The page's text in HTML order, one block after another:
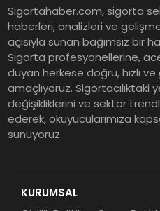
Murat
Grup
Tasarruf
Mevduat
ürünleri
Sigortahaber.com, sigorta
haberleri, analizleri ve
açısıyla sunan bağımsız bir
Sigorta profesyonellerine,
duyan herkese doğru, hızlı
amaçlıyoruz. Sigortacılıktaki
değişikliklerini ve sektör
ederek, okuyucularımıza
sunuyoruz.
KURUMSAL